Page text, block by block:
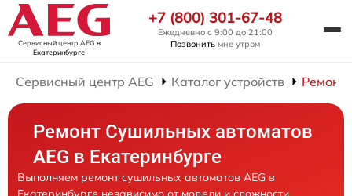
Сервисный центр AEG в
Екатеринбурге
+7 (800) 301-67-48
Ежедневно с 9:00 до 21:00
Позвонить мне утром
Сервисный центр AEG Каталог устройств Ремонт
Ремонт Сушильных автоматов
AEG в Екатеринбурге
Выполняем ремонт сушильных автоматов AEG в